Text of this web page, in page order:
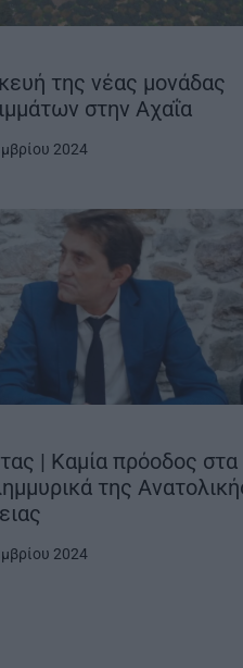
της νέας μονάδας
στην Αχαΐα
2024
| Καμία πρόοδος στα
της
2024